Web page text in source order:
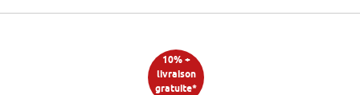
10% +
livraison
gratuite*